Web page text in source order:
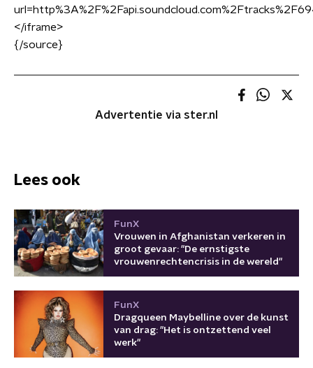
</iframe>
{/source}
Advertentie via ster.nl
Lees ook
FunX
Vrouwen in Afghanistan verkeren in
groot gevaar: "De ernstigste
vrouwenrechtencrisis in de wereld"
FunX
Dragqueen Maybelline over de kunst
van drag: "Het is ontzettend veel
werk"